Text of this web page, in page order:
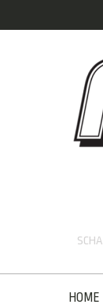
HOME